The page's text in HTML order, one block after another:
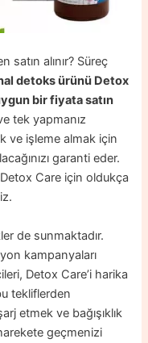
satın alınır? Süreç
detoks ürünü Detox
bir fiyata satın
tek yapmanız
ve işleme almak için
garanti eder.
Care için oldukça
de sunmaktadır.
kampanyaları
Detox Care’i harika
tekliflerden
etmek ve bağışıklık
geçmenizi